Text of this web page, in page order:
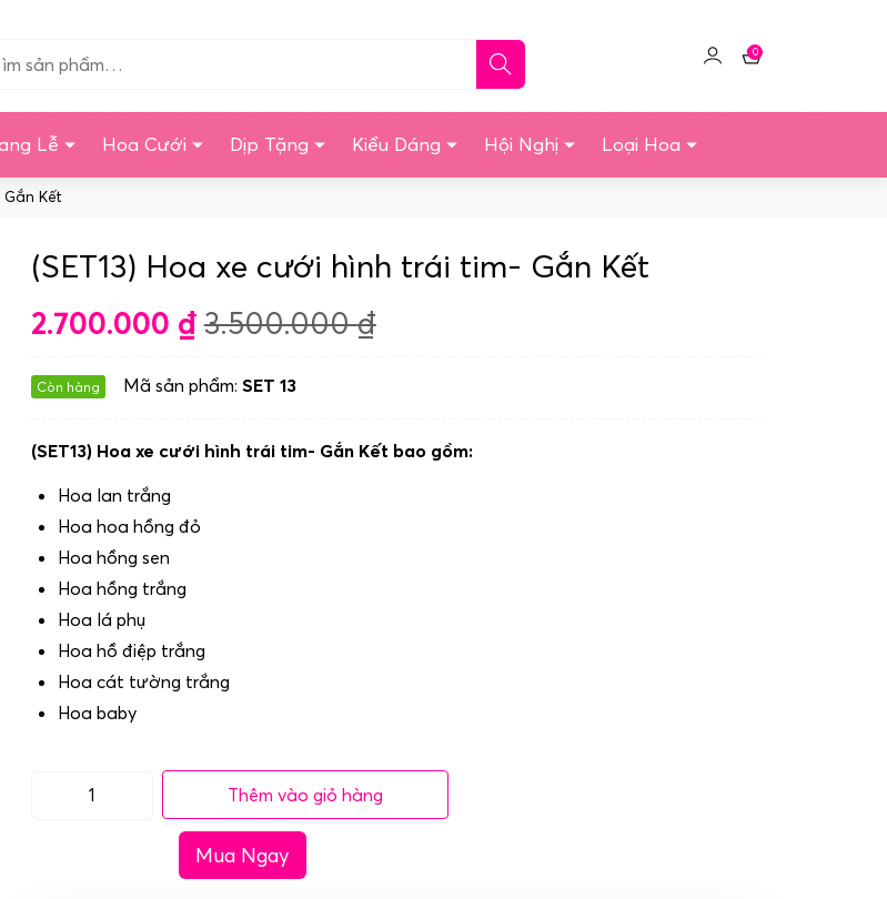
Click
tài
0
Giỏ
Lễ Hoa Cưới Dịp Tặng Kiểu Dáng Hội Nghị Loại Hoa
Kết
(SET13) Hoa xe cưới hình trái tim- Gắn Kết
2.700.000 ₫ 3.500.000₫
Còn hàng Mã sản phẩm: SET 13
(SET13) Hoa xe cưới hình trái tim- Gắn Kết bao gồm:
Hoa lan trắng
Hoa hoa hồng đỏ
Hoa hồng sen
Hoa hồng trắng
Hoa lá phụ
Hoa hồ điệp trắng
Hoa cát tường trắng
Hoa baby
(SET13)
Thêm vào giỏ hàng
Mua Ngay